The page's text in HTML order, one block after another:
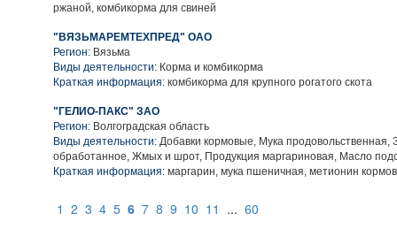
ржаной, комбикорма для свиней
"ВЯЗЬМАРЕМТЕХПРЕД" ОАО
Регион: Вязьма
Виды деятельности: Корма и комбикорма
Краткая информация: комбикорма для крупного рогатого скота
"ГЕЛИО-ПАКС" ЗАО
Регион: Волгоградская область
Виды деятельности: Добавки кормовые, Мука продовольственная,
обработанное, Жмых и шрот, Продукция маргариновая, Масло
Краткая информация: маргарин, мука пшеничная, метионин
1 2 3 4 5 6 7 8 9 10 11 ... 60